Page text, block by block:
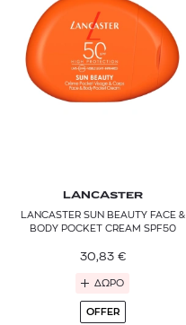
LANCASTER
LANCASTER SUN BEAUTY FACE &
BODY POCKET CREAM SPF50
30,83 €
ΔΩΡΟ
OFFER